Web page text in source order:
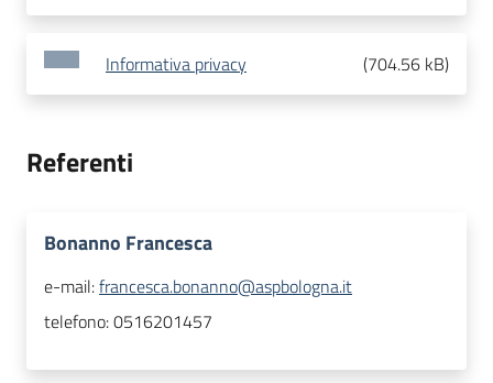
Informativa privacy (704.56 kB)
Referenti
Bonanno Francesca
e-mail:francesca.bonanno@aspbologna.it
telefono:0516201457